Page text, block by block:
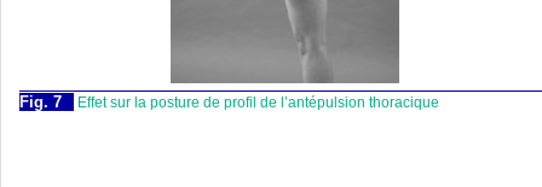
Fig. 7 Effet sur la posture de profil de l’antépulsion thoracique